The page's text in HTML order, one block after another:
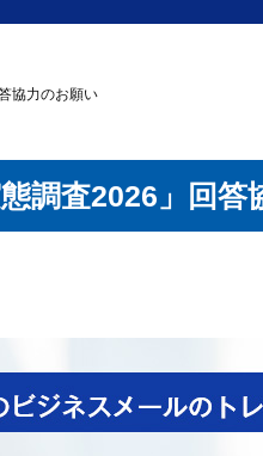
協力のお願い
調査2026」回答